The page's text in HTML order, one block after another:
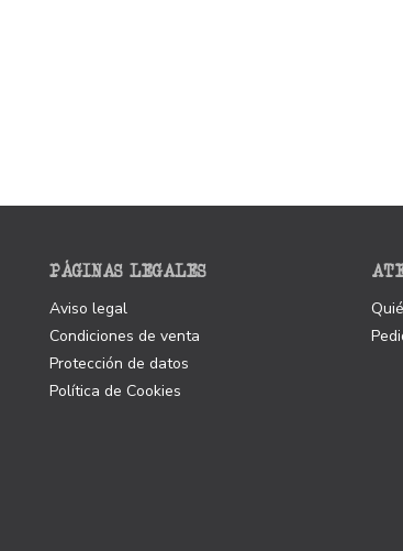
PÁGINAS LEGALES
Aviso legal
Condiciones de venta
Protección de datos
Política de Cookies